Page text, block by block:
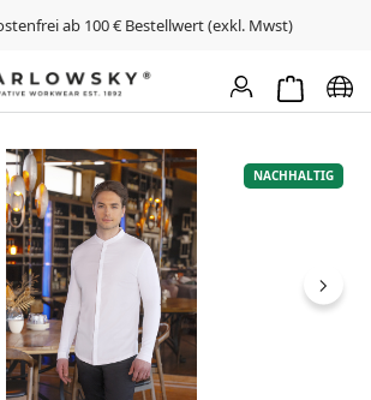
ab 100 € Bestellwert (exkl. Mwst)
NACHHALTIG